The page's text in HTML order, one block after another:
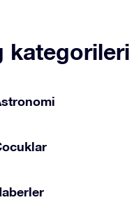
kategorileri